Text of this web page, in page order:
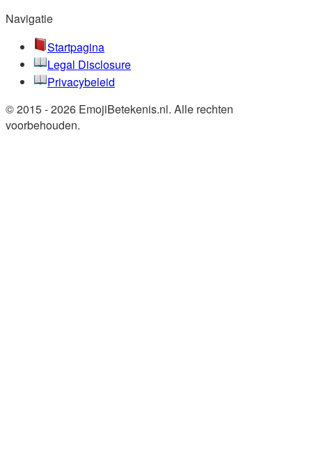
Navigatie
Startpagina
Legal Disclosure
Privacybeleid
© 2015 - 2026 EmojiBetekenis.nl. Alle rechten
voorbehouden.